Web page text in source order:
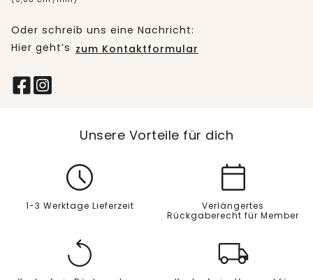
Oder schreib uns eine Nachricht:
Hier geht’s zum Kontaktformular
Unsere Vorteile für dich
1-3 Werktage Lieferzeit
Verlängertes
Rückgaberecht für Member